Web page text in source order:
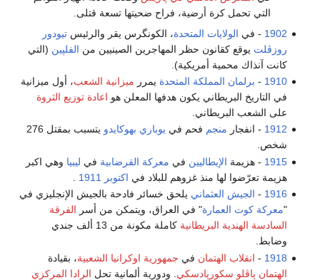
كرة أرضية، فراح ضحيتها تسعة قتلى.
الولايات المتحدة ، الكونگرس يقر والرئيستيودور
كقانون حظر المهاجرين الصينيين منالفلپين (التي
أمريكية).
المملكة المتحدةيمررميزانية الشعب، أول ميزانية
يكون هدفها المعلن هواعادة توزيع الثروة
منجم فحم فييوباري بهوكايدو يتسبب بمقتل 276
الإيطاليينفيمعركة القرضابيةفيليبياوهي اكبر
لها منذ غزوهم للبلاد فياكتوبر 1911
.
العثمانييلحق خسائر فادحة بالجيش الإنجليزي في
" في العراق، ويتمكن من أسرالفرقة
البريطانية
كاملة مكونة من 13 ألف جندي
الهتمانفيجمهورية اوكرانيا الشعبية، بقيادة
سكورپادسكي . ودورية ألمانية تحل
الرادا المركزي